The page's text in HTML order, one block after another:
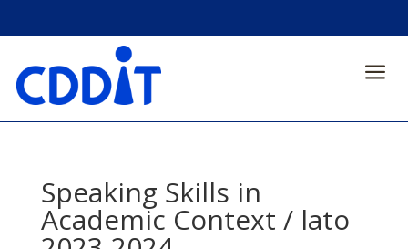
a
Speaking Skills in
Academic Context / lato